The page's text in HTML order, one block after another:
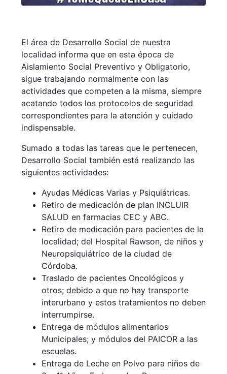
El área de Desarrollo Social de nuestra
localidad informa que en esta época de
Aislamiento Social Preventivo y Obligatorio,
sigue trabajando normalmente con las
actividades que competen a la misma, siempre
acatando todos los protocolos de seguridad
correspondientes para la atención y cuidado
indispensable.
Sumado a todas las tareas que le pertenecen,
Desarrollo Social también está realizando las
siguientes actividades:
Ayudas Médicas Varias y Psiquiátricas.
Retiro de medicación de plan INCLUIR
SALUD en farmacias CEC y ABC.
Retiro de medicación para pacientes de la
localidad; del Hospital Rawson, de niños y
Neuropsiquiátrico de la ciudad de
Córdoba.
Traslado de pacientes Oncológicos y
otros; debido a que no hay transporte
interurbano y estos tratamientos no deben
interrumpirse.
Entrega de módulos alimentarios
Municipales; y módulos del PAICOR a las
escuelas.
Entrega de Leche en Polvo para niños de